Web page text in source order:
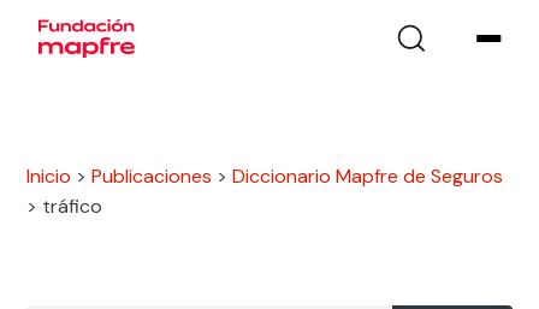
Inicio >Publicaciones >Diccionario Mapfre de Seguros
> tráfico